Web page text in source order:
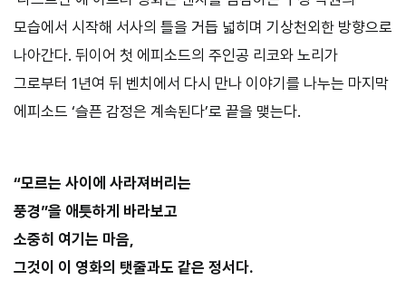
모습에서 시작해 서사의 틀을 거듭 넓히며 기상천외한 방향으로
나아간다. 뒤이어 첫 에피소드의 주인공 리코와 노리가
그로부터 1년여 뒤 벤치에서 다시 만나 이야기를 나누는 마지막
에피소드 ‘슬픈 감정은 계속된다’로 끝을 맺는다.
“모르는 사이에 사라져버리는
풍경”을 애틋하게 바라보고
소중히 여기는 마음,
그것이 이 영화의 탯줄과도 같은 정서다.